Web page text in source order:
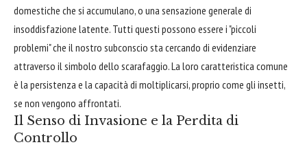
domestiche che si accumulano, o una sensazione generale di
insoddisfazione latente. Tutti questi possono essere i "piccoli
problemi" che il nostro subconscio sta cercando di evidenziare
attraverso il simbolo dello scarafaggio. La loro caratteristica comune
è la persistenza e la capacità di moltiplicarsi, proprio come gli insetti,
se non vengono affrontati.
Il Senso di Invasione e la Perdita di
Controllo